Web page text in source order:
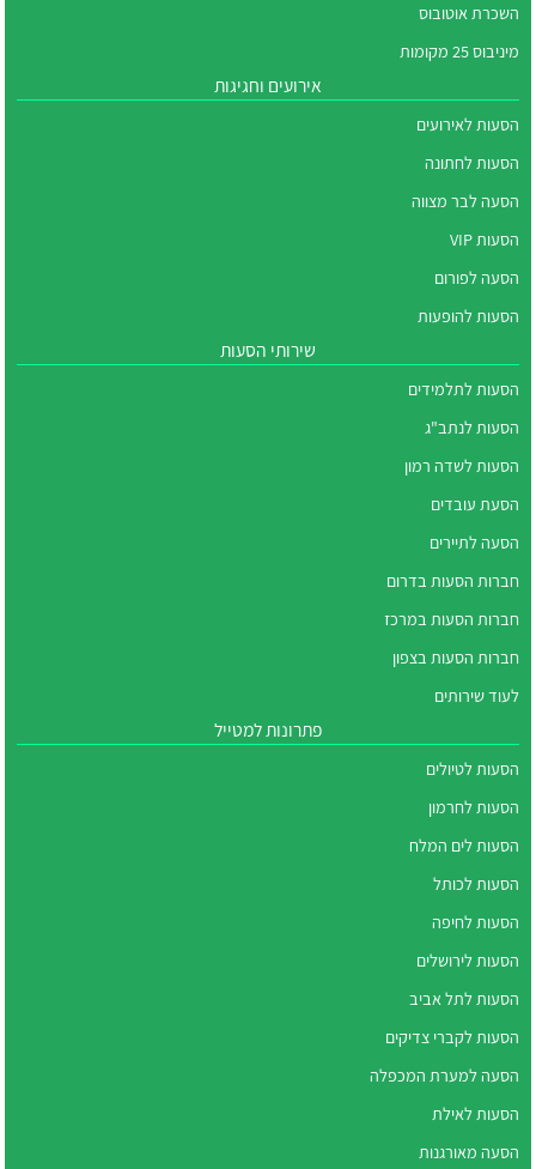
השכרת אוטובוס
מיניבוס 25 מקומות
אירועים וחגיגות
הסעות לאירועים
הסעות לחתונה
הסעה לבר מצווה
הסעות VIP
הסעה לפורום
הסעות להופעות
שירותי הסעות
הסעות לתלמידים
הסעות לנתב"ג
הסעות לשדה רמון
הסעת עובדים
הסעה לתיירים
חברות הסעות בדרום
חברות הסעות במרכז
חברות הסעות בצפון
לעוד שירותים
פתרונות למטייל
הסעות לטיולים
הסעות לחרמון
הסעות לים המלח
הסעות לכותל
הסעות לחיפה
הסעות לירושלים
הסעות לתל אביב
הסעות לקברי צדיקים
הסעה למערת המכפלה
הסעות לאילת
הסעה מאורגנות